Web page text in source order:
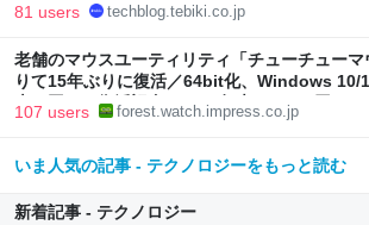
81 users techblog.tebiki.co.jp
老舗のマウスユーティリティ「チューチュー
りて15年ぶりに復活／64bit化、Windows 10/
走り回る。復活記念で2026年末まで500円
107 users forest.watch.impress.co.jp
いま人気の記事 - テクノロジーをもっと読む
新着記事 - テクノロジー